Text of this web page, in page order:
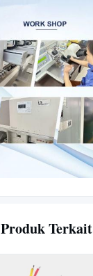
Produk Terkait